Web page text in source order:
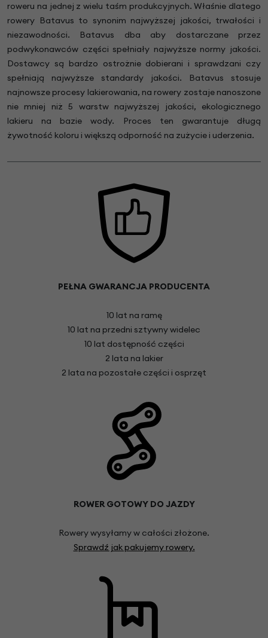
roweru na jednej z wielu taśm produkcyjnych. Właśnie dlatego
rowery Batavus to synonim najwyższej jakości, trwałości i
niezawodności. Batavus dba aby dostarczane przez
podwykonawców części spełniały najwyższe normy jakości.
Dostawcy są bardzo ostrożnie dobierani i sprawdzani czy
spełniają najwyższe standardy jakości. Batavus stosuje
najnowsze procesy lakierowania, na rowery zostaje nanoszone
nie mniej niż 5 warstw najwyższej jakości, ekologicznego
lakieru na bazie wody. Proces ten gwarantuje długą
żywotność koloru i większą odporność na zużycie i uderzenia.
PEŁNA GWARANCJA PRODUCENTA
10 lat na ramę
10 lat na przedni sztywny widelec
10 lat dostępność części
2 lata na lakier
2 lata na pozostałe części i osprzęt
ROWER GOTOWY DO JAZDY
Rowery wysyłamy w całości złożone.
Sprawdź jak pakujemy rowery.